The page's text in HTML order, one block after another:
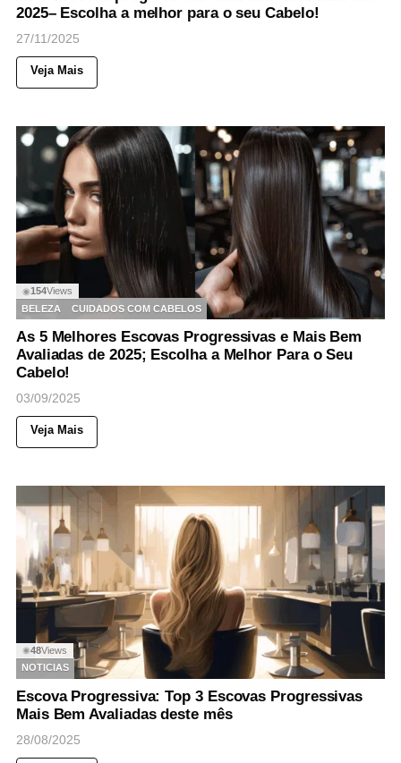
2025– Escolha a melhor para o seu Cabelo!
27/11/2025
Veja Mais
◉154Views
BELEZA
CUIDADOS COM CABELOS
As 5 Melhores Escovas Progressivas e Mais Bem
Avaliadas de 2025; Escolha a Melhor Para o Seu
Cabelo!
03/09/2025
Veja Mais
◉48Views
NOTICIAS
Escova Progressiva: Top 3 Escovas Progressivas
Mais Bem Avaliadas deste mês
28/08/2025